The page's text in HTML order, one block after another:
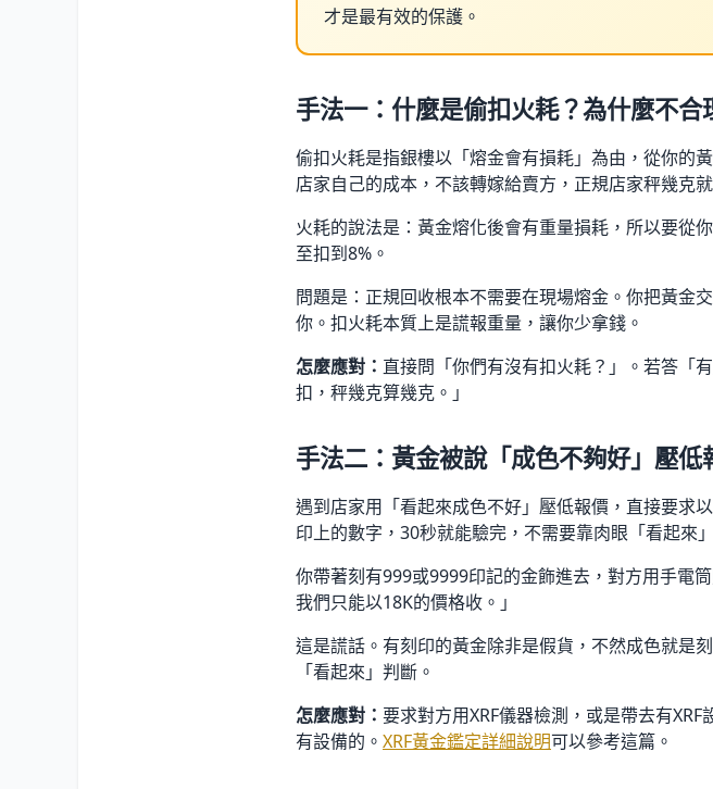
才是最有效的保護。
手法一：什麼是偷扣火耗？為什麼不合
偷扣火耗是指銀樓以「熔金會有損耗」為由，從你的
店家自己的成本，不該轉嫁給賣方，正規店家秤幾克
火耗的說法是：黃金熔化後會有重量損耗，所以要從
至扣到8%。
問題是：正規回收根本不需要在現場熔金。你把黃金
你。扣火耗本質上是謊報重量，讓你少拿錢。
怎麼應對： 直接問「你們有沒有扣火耗？」。若答「
扣，秤幾克算幾克。」
手法二：黃金被說「成色不夠好」壓低
遇到店家用「看起來成色不好」壓低報價，直接要求
印上的數字，30秒就能驗完，不需要靠肉眼「看起來
你帶著刻有999或9999印記的金飾進去，對方用手電
我們只能以18K的價格收。」
這是謊話。有刻印的黃金除非是假貨，不然成色就是
「看起來」判斷。
怎麼應對： 要求對方用XRF儀器檢測，或是帶去有
有設備的。 XRF黃金鑑定詳細說明可以參考這篇。